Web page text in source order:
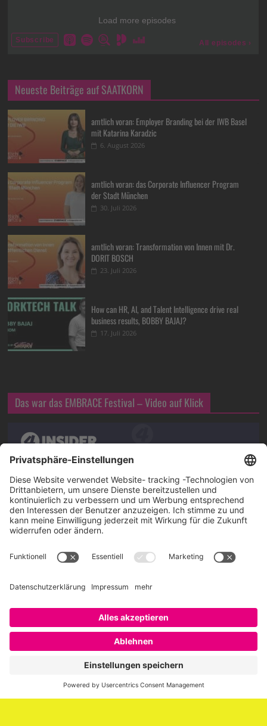
Neueste Beiträge auf SAATKORN
amtlich voran: Employer Branding bei der IWB Basel
mit Katarina Karadzic
6. August 2026
amtlich voran: das Corporate Influencer Program
der Stadt München
30. Juli 2026
amtlich voran: Transformation von Innen mit Dr.
DORIT BOSCH
23. Juli 2026
How can HR, AI, and Talent Intelligence drive real
business results, BOBBY BAJAJ?
17. Juli 2026
Das war das EMBRACE Festival – Video auf Klick
Über SAATKORN
SAATKORN ist der Blog von Gero Hesse. Seit 2009 schreibt
er über die Themen Employer Branding,